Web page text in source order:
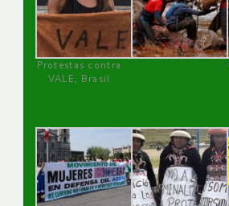
Protestas contra
VALE, Brasil